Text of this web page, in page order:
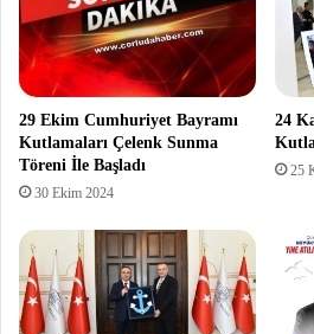
29 Ekim Cumhuriyet Bayramı
Kutlamaları Çelenk Sunma
Töreni İle Başladı
30 Ekim 2024
24
25